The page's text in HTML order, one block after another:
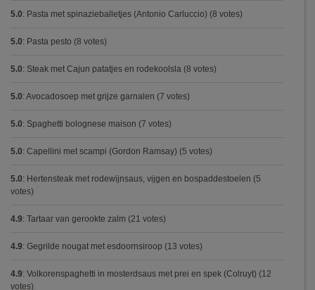
5.0: Pasta met spinazieballetjes (Antonio Carluccio) (8 votes)
5.0: Pasta pesto (8 votes)
5.0: Steak met Cajun patatjes en rodekoolsla (8 votes)
5.0: Avocadosoep met grijze garnalen (7 votes)
5.0: Spaghetti bolognese maison (7 votes)
5.0: Capellini met scampi (Gordon Ramsay) (5 votes)
5.0: Hertensteak met rodewijnsaus, vijgen en bospaddestoelen (5
votes)
4.9: Tartaar van gerookte zalm (21 votes)
4.9: Gegrilde nougat met esdoornsiroop (13 votes)
4.9: Volkorenspaghetti in mosterdsaus met prei en spek (Colruyt) (12
votes)